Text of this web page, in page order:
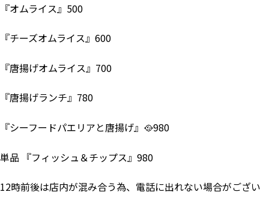
『オムライス』500
『チーズオムライス』600
『唐揚げオムライス』700
『唐揚げランチ』780
『シーフードパエリアと唐揚げ』🥘980
単品 『フィッシュ＆チップス』980
12時前後は店内が混み合う為、電話に出れない場合がござい